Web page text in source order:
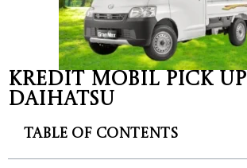
Kredit Mobil Pick Up
Daihatsu
Table of Contents